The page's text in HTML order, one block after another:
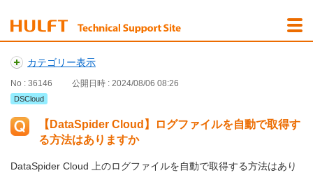
カテゴリー表示
No : 36146 公開日時 : 2024/08/06 08:26
DSCloud
【DataSpider Cloud】ログファイルを自動で取得す
る方法はありますか
DataSpider Cloud 上のログファイルを自動で取得する方法はあり